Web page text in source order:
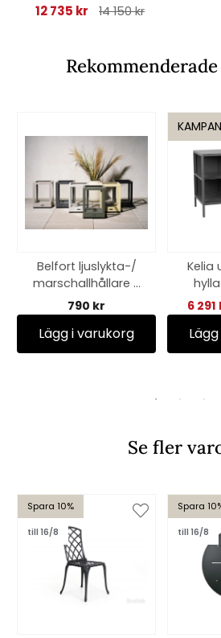
12 735 kr 14 150 kr
Belfort ljuslykta-/
marschallhållare -
finns i flera färger
790 kr
Lägg i varukorg
Kelia
6 291
Se fler
Spara 10%
till 16/8
Spara
till 16/8